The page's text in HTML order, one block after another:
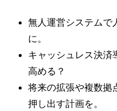
無人運営システムで
に。
キャッシュレス決済
高める？
将来の拡張や複数拠
押し出す計画を。